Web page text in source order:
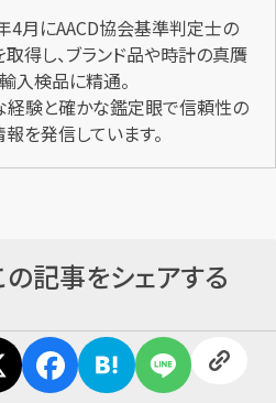
4月にAACD協会基準判定士の
得し、ブランド品や時計の真贋
入検品に精通。
経験と確かな鑑定眼で信頼性の
を発信しています。
の記事をシェアする